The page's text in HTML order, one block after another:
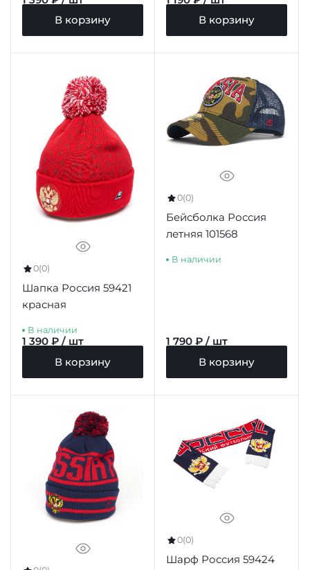
В корзину
В корзину
0(0)
Шапка Россия 59421
красная
В наличии
1 390 ₽ / шт
В корзину
0(0)
Бейсболка Россия
летняя 101568
В наличии
1 790 ₽ / шт
В корзину
0(0)
Шарф Россия 59424